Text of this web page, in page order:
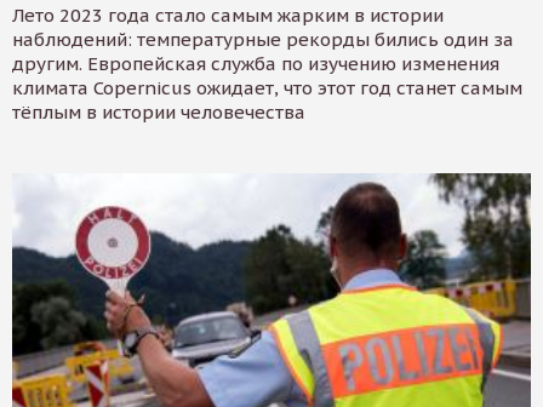
Лето 2023 года стало самым жарким в истории
наблюдений: температурные рекорды бились один за
другим. Европейская служба по изучению изменения
климата Copernicus ожидает, что этот год станет самым
тёплым в истории человечества